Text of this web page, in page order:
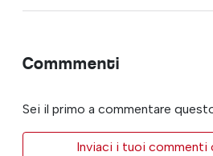
Commmenti
Sei il primo a commentare
Inviaci i tuoi commenti